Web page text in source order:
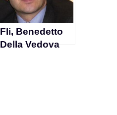
Fli, Benedetto
Della Vedova